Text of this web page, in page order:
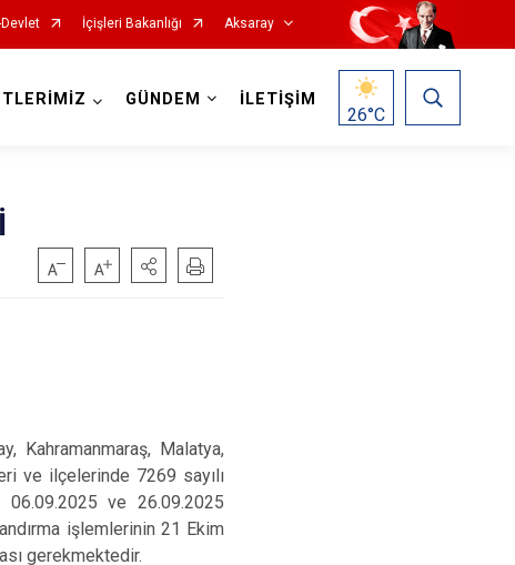
İçişleri Bakanlığı Aksaray
GÜNDEM İLETİŞİM
26°C
Kahramanmaraş, Malatya,
ve ilçelerinde 7269 sayılı
06.09.2025 ve 26.09.2025
işlemlerinin 21 Ekim
gerekmektedir.